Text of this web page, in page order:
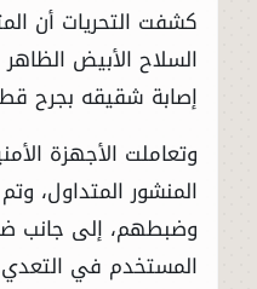
كشفت التحريات أن
السلاح الأبيض
إصابة شقيقه بجرح
وتعاملت الأجهزة
المنشور المتداول،
وضبطهم، إلى جانب
المستخدم في